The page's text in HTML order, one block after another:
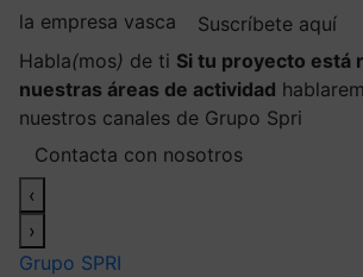
la empresa vasca
Suscríbete aquí
Habla(mos) de ti Si tu proyecto está
nuestras áreas de actividad
nuestros canales de Grupo Spri
Contacta con nosotros
‹
›
Grupo SPRI